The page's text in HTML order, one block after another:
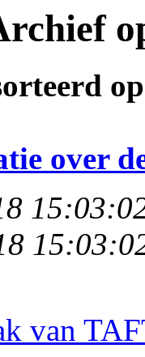
over
van